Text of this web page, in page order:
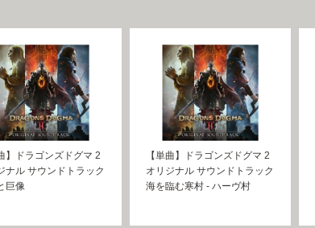
】ドラゴンズドグマ 2
ナル サウンドトラック
巨像
【単曲】ドラゴンズドグマ 2
オリジナル サウンドトラック
海を臨む寒村 - ハーヴ村